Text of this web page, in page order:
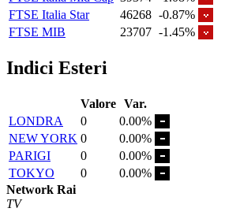
FTSE Italia Star
46268 -0.87%
FTSE MIB
23707 -1.45%
Indici Esteri
Valore Var.
LONDRA
0
0.00%
NEW YORK 0
0.00%
PARIGI
0
0.00%
TOKYO
0
0.00%
Network Rai
TV